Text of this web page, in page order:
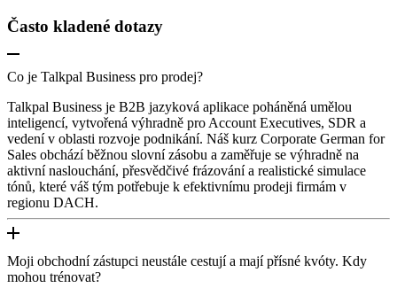
Často kladené dotazy
Co je Talkpal Business pro prodej?
Talkpal Business je B2B jazyková aplikace poháněná umělou
inteligencí, vytvořená výhradně pro Account Executives, SDR a
vedení v oblasti rozvoje podnikání. Náš kurz Corporate German for
Sales obchází běžnou slovní zásobu a zaměřuje se výhradně na
aktivní naslouchání, přesvědčivé frázování a realistické simulace
tónů, které váš tým potřebuje k efektivnímu prodeji firmám v
regionu DACH.
Moji obchodní zástupci neustále cestují a mají přísné kvóty. Kdy
mohou trénovat?